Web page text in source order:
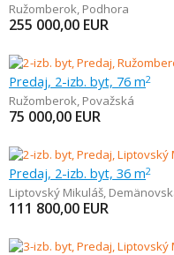
Ružomberok, Podhora
255 000,00 EUR
Predaj, 2-izb. byt, 76 m2
Ružomberok, Považská
75 000,00 EUR
Predaj, 2-izb. byt, 36 m2
Liptovský Mikuláš,
111 800,00 EUR